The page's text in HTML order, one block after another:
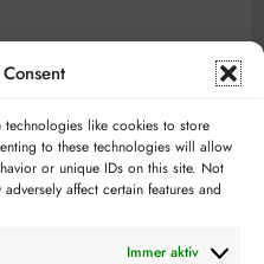
like cookies to store
to these technologies will allow
or unique IDs on this site. Not
affect certain features and
Immer aktiv